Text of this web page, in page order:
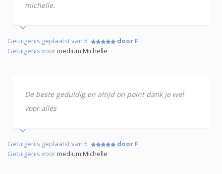
michelle.
Getuigenis geplaatst van 5
door F
Getuigenis voormedium Michelle
De beste geduldig en altijd on point dank je wel
voor alles
Getuigenis geplaatst van 5
door F
Getuigenis voormedium Michelle